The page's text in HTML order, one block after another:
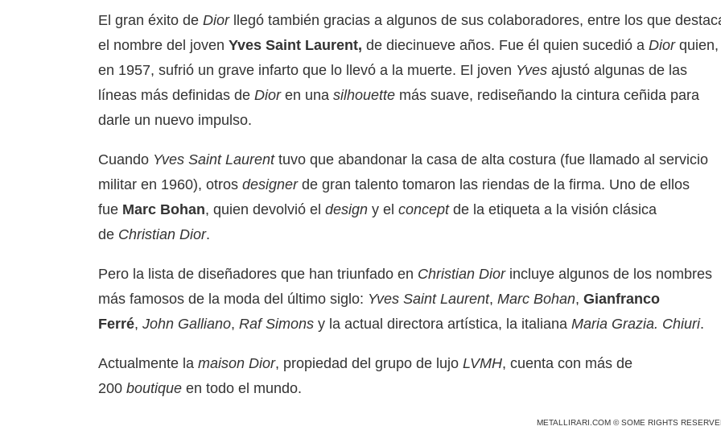
El gran éxito de Dior llegó también gracias a algunos de sus colaboradores, entre los que
el nombre del joven Yves Saint Laurent, de diecinueve años. Fue él quien sucedió a Diorquien,
en 1957, sufrió un grave infarto que lo llevó a la muerte. El joven Yves ajustó algunas de las
líneas más definidas de Dioren una silhouette más suave, rediseñando la cintura ceñida para
darle un nuevo impulso.
Cuando Yves Saint Laurenttuvo que abandonar la casa de alta costura (fue llamado al servicio
militar en 1960), otros designerde gran talento tomaron las riendas de la firma. Uno de ellos
fue Marc Bohan, quien devolvió el design y el conceptde la etiqueta a la visión clásica
de Christian Dior.
Pero la lista de diseñadores que han triunfado en Christian Diorincluye algunos de los nombres
más famosos de la moda del último siglo: Yves Saint Laurent, Marc Bohan, Gianfranco
Ferré, John Galliano, Raf Simons y la actual directora artística, la italiana Maria Grazia. Chiuri.
Actualmente la maison Dior, propiedad del grupo de lujo LVMH, cuenta con más de
200 boutique en todo el mundo.
METALLIRARI.COM © SOME RIGHTS